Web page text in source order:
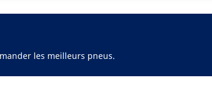
les meilleurs pneus.